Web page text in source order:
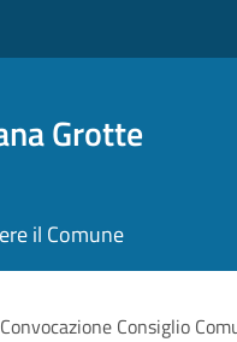
Grotte
il Comune
Convocazione Consiglio